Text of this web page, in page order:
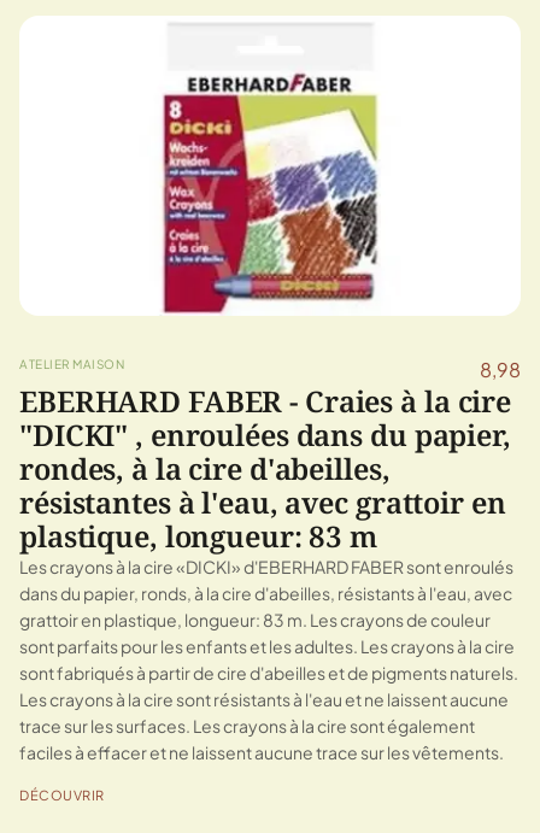
ATELIER MAISON 8,98
EBERHARD FABER - Craies à la cire
"DICKI" , enroulées dans du papier,
rondes, à la cire d'abeilles,
résistantes à l'eau, avec grattoir en
plastique, longueur: 83 m
Les crayons à la cire «DICKI» d'EBERHARD FABER sont enroulés
dans du papier, ronds, à la cire d'abeilles, résistants à l'eau, avec
grattoir en plastique, longueur: 83 m. Les crayons de couleur
sont parfaits pour les enfants et les adultes. Les crayons à la cire
sont fabriqués à partir de cire d'abeilles et de pigments naturels.
Les crayons à la cire sont résistants à l'eau et ne laissent aucune
trace sur les surfaces. Les crayons à la cire sont également
faciles à effacer et ne laissent aucune trace sur les vêtements.
DÉCOUVRIR